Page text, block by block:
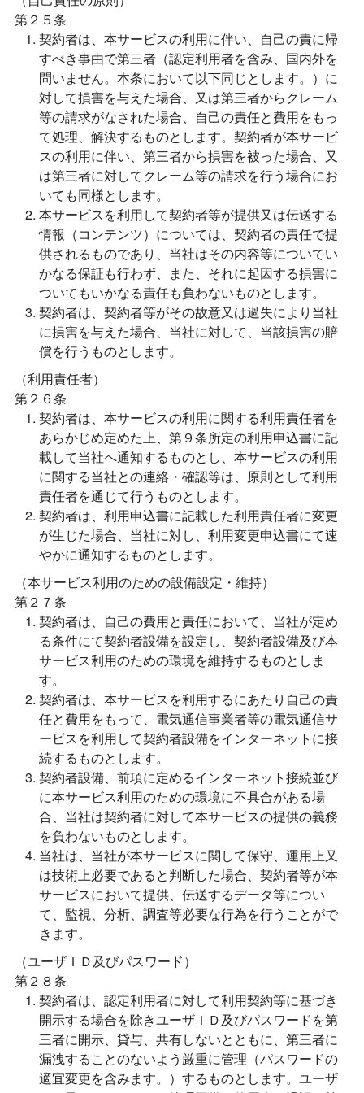
第２５条
契約者は、本サービスの利用に伴い、自己の責に帰
すべき事由で第三者（認定利用者を含み、国内外を
問いません。本条において以下同じとします。）に
対して損害を与えた場合、又は第三者からクレーム
等の請求がなされた場合、自己の責任と費用をもっ
て処理、解決するものとします。契約者が本サービ
スの利用に伴い、第三者から損害を被った場合、又
は第三者に対してクレーム等の請求を行う場合にお
いても同様とします。
本サービスを利用して契約者等が提供又は伝送する
情報（コンテンツ）については、契約者の責任で提
供されるものであり、当社はその内容等についてい
かなる保証も行わず、また、それに起因する損害に
ついてもいかなる責任も負わないものとします。
契約者は、契約者等がその故意又は過失により当社
に損害を与えた場合、当社に対して、当該損害の賠
償を行うものとします。
（利用責任者）
第２６条
契約者は、本サービスの利用に関する利用責任者を
あらかじめ定めた上、第９条所定の利用申込書に記
載して当社へ通知するものとし、本サービスの利用
に関する当社との連絡・確認等は、原則として利用
責任者を通じて行うものとします。
契約者は、利用申込書に記載した利用責任者に変更
が生じた場合、当社に対し、利用変更申込書にて速
やかに通知するものとします。
（本サービス利用のための設備設定・維持）
第２７条
契約者は、自己の費用と責任において、当社が定め
る条件にて契約者設備を設定し、契約者設備及び本
サービス利用のための環境を維持するものとしま
す。
契約者は、本サービスを利用するにあたり自己の責
任と費用をもって、電気通信事業者等の電気通信サ
ービスを利用して契約者設備をインターネットに接
続するものとします。
契約者設備、前項に定めるインターネット接続並び
に本サービス利用のための環境に不具合がある場
合、当社は契約者に対して本サービスの提供の義務
を負わないものとします。
当社は、当社が本サービスに関して保守、運用上又
は技術上必要であると判断した場合、契約者等が本
サービスにおいて提供、伝送するデータ等につい
て、監視、分析、調査等必要な行為を行うことがで
きます。
（ユーザＩＤ及びパスワード）
第２８条
契約者は、認定利用者に対して利用契約等に基づき
開示する場合を除きユーザＩＤ及びパスワードを第
三者に開示、貸与、共有しないとともに、第三者に
漏洩することのないよう厳重に管理（パスワードの
適宜変更を含みます。）するものとします。ユーザ